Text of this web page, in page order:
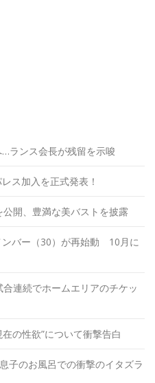
…ランス会長が残留を示唆
ス加入を正式発表！
公開、豊満な美バストを披露
ンバー（30）が再始動 10月に
合連続でホームエリアのチケッ
の性欲”について衝撃告白
子のお風呂での衝撃のイタズラ